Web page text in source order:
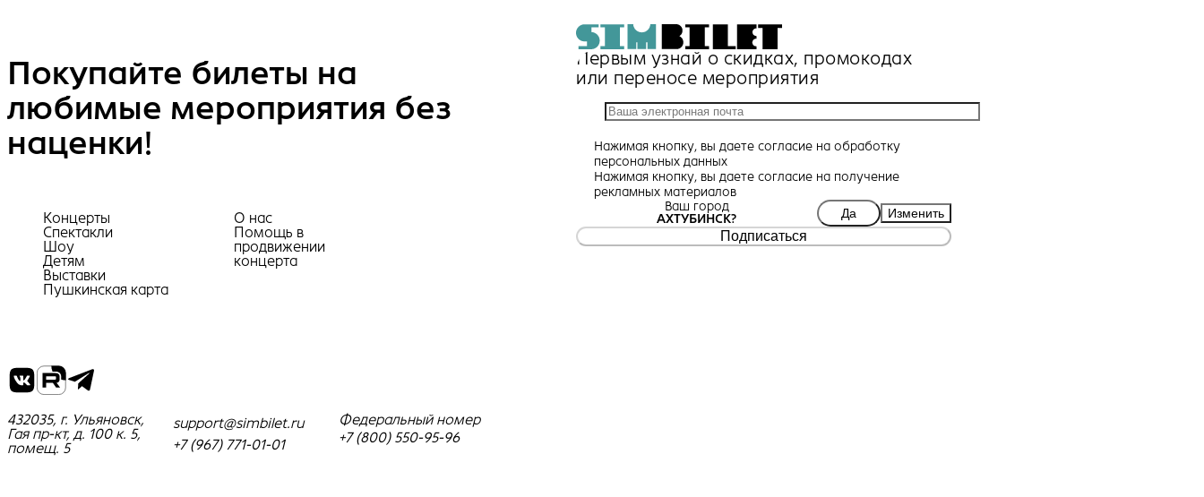
Покупайте билеты на
любимые мероприятия без
наценки!
Концерты
Спектакли
Шоу
Детям
Выставки
Пушкинская карта
О нас
Помощь в
продвижении
концерта
432035, г. Ульяновск,
Гая пр-кт, д. 100 к. 5,
помещ. 5
support@simbilet.ru
+7 (967) 771-01-01
Федеральный номер
+7 (800) 550-95-96
Первым узнай о скидках, промокодах
или переносе мероприятия
Нажимая кнопку, вы даете согласие на обработку
персональных данных
Нажимая кнопку, вы даете согласие на получение
рекламных материалов
Ваш город
АХТУБИНСК?
Да Изменить
Подписаться